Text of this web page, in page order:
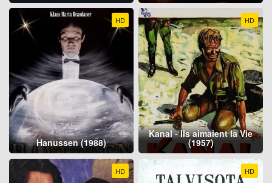
HD
Hanussen (1988)
HD
Kanal - Ils aimaient la Vie
(1957)
HD HD